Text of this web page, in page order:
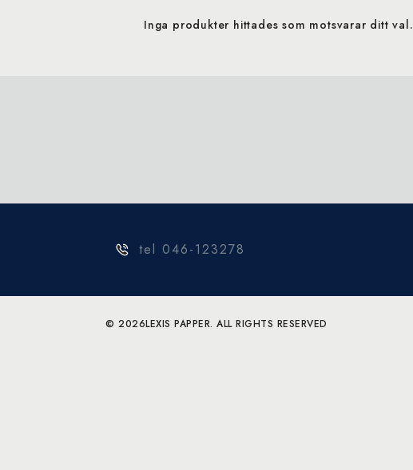
Inga produkter hittades som motsvarar ditt val.
tel 046-123278
© 2026LEXIS PAPPER. ALL RIGHTS RESERVED